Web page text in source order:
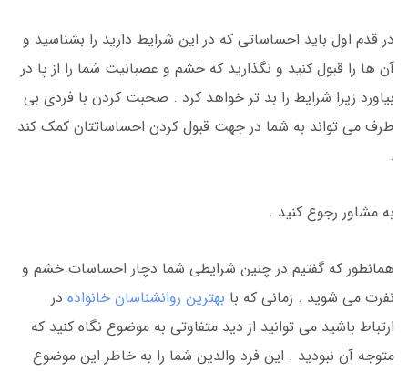
در قدم اول باید احساساتی که در این شرایط دارید را بشناسید و
آن ها را قبول کنید و نگذارید که خشم و عصبانیت شما را از پا در
بیاورد زیرا شرایط را بد تر خواهد کرد . صحبت کردن با فردی بی
طرف می تواند به شما در جهت قبول کردن احساساتتان کمک کند
.
به مشاور رجوع کنید .
همانطور که گفتیم در چنین شرایطی شما دچار احساسات خشم و
نفرت می شوید . زمانی که با بهترین روانشناسان خانواده در
ارتباط باشید می توانید از دید متفاوتی به موضوع نگاه کنید که
متوجه آن نبودید . این فرد والدین شما را به خاطر این موضوع